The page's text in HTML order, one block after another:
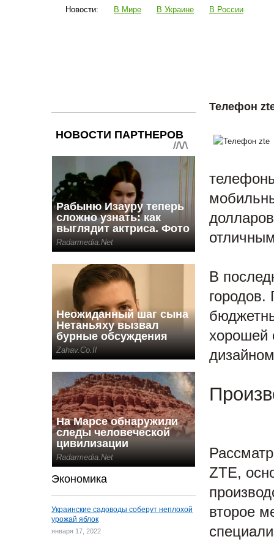
Новости: В Мире В Украине В России
Экономика
Украинские садоводы соберут неплохой
урожай яблок
января 17, 2022
Телефон
В
хорошей
ZTE,
второе